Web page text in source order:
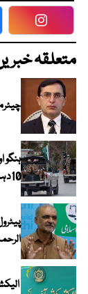
متعلقہ
ہنگو
10دہشتگرد ہلاک ، کیپٹن شہید